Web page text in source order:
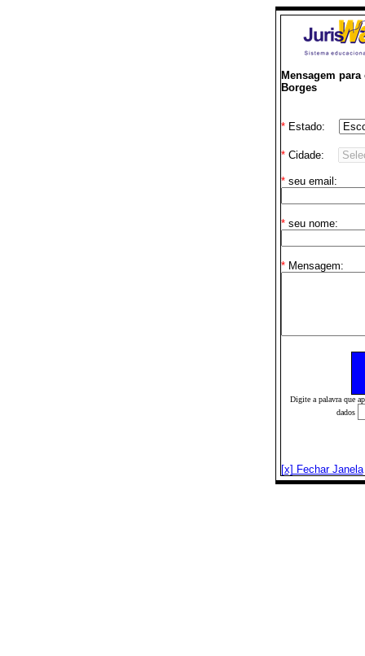
Mensagem
Borges
*Estado:
*Cidade:
*seu email:
*seu nome:
*Mensagem:
Digite a palavra que
dados
[x] Fechar Janela